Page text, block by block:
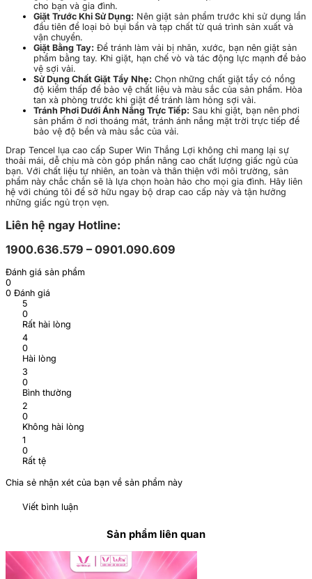
cho bạn và gia đình.
Giặt Trước Khi Sử Dụng: Nên giặt sản phẩm trước khi sử dụng lần
đầu tiên để loại bỏ bụi bẩn và tạp chất từ quá trình sản xuất và
vận chuyển.
Giặt Bằng Tay: Để tránh làm vải bị nhăn, xước, bạn nên giặt sản
phẩm bằng tay. Khi giặt, hạn chế vò và tác động lực mạnh để bảo
vệ sợi vải.
Sử Dụng Chất Giặt Tẩy Nhẹ: Chọn những chất giặt tẩy có nồng
độ kiềm thấp để bảo vệ chất liệu và màu sắc của sản phẩm. Hòa
tan xà phòng trước khi giặt để tránh làm hỏng sợi vải.
Tránh Phơi Dưới Ánh Nắng Trực Tiếp: Sau khi giặt, bạn nên phơi
sản phẩm ở nơi thoáng mát, tránh ánh nắng mặt trời trực tiếp để
bảo vệ độ bền và màu sắc của vải.
Drap Tencel lụa cao cấp Super Win Thắng Lợi không chỉ mang lại sự
thoải mái, dễ chịu mà còn góp phần nâng cao chất lượng giấc ngủ của
bạn. Với chất liệu tự nhiên, an toàn và thân thiện với môi trường, sản
phẩm này chắc chắn sẽ là lựa chọn hoàn hảo cho mọi gia đình. Hãy liên
hệ với chúng tôi để sở hữu ngay bộ drap cao cấp này và tận hưởng
những giấc ngủ trọn vẹn.
Liên hệ ngay Hotline:
1900.636.579 – 0901.090.609
Đánh giá sản phẩm
0
0 Đánh giá
5
0
Rất hài lòng
4
0
Hài lòng
3
0
Bình thường
2
0
Không hài lòng
1
0
Rất tệ
Chia sẻ nhận xét của bạn về sản phẩm này
Viết bình luận
Sản phẩm liên quan